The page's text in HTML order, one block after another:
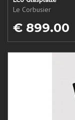
Le Corbusier
€ 899.00